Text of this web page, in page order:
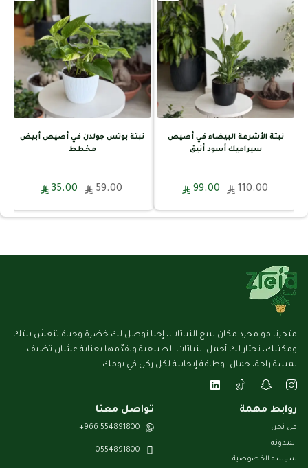
نبتة الأشرعة البيضاء في أصيص
سيراميك أسود أنيق
110.00
99.00
نبتة بوتس جولدن في أصيص أبيض
مخطط
59.00
35.00
متجرنا مو مجرد مكان لبيع النباتات، إحنا نوصل لك خضرة وحياة تنعش بيتك
ومكتبك، نختار لك أجمل النباتات الطبيعية ونقدّمها بعناية عشان تضيف
لمسة راحة، جمال، وطاقة إيجابية لكل ركن في يومك
روابط مهمة
من نحن
المـدونـه
سياسه الخصوصية
تواصل معنا
554891800 966+
0554891800